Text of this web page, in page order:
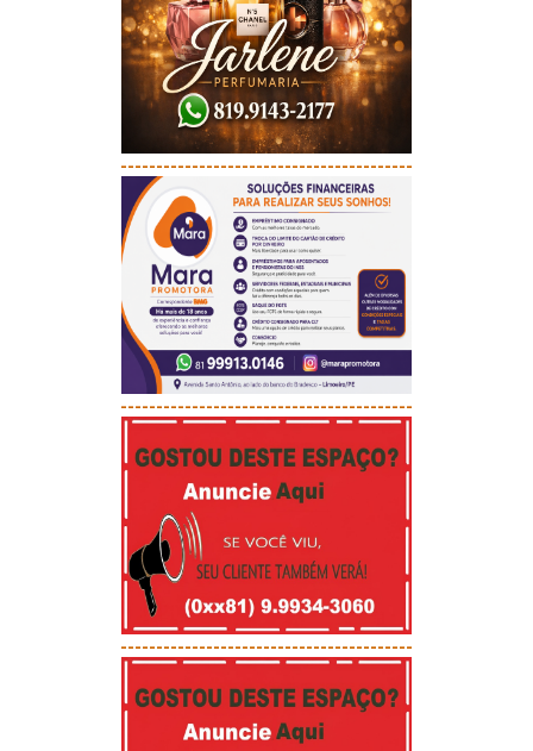
-----------------------------------------
-----------------------------------------
-----------------------------------------